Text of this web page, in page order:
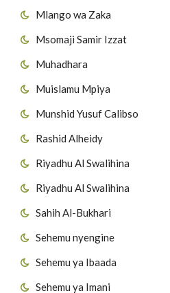
Mlango wa Zaka
Msomaji Samir Izzat
Muhadhara
Muislamu Mpiya
Munshid Yusuf Calibso
Rashid Alheidy
Riyadhu Al Swalihina
Riyadhu Al Swalihina
Sahih Al-Bukhari
Sehemu nyengine
Sehemu ya Ibaada
Sehemu ya Imani